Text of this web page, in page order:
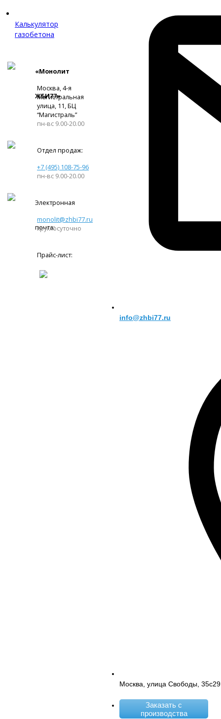
Калькулятор
газобетона
«Монолит
ЖБИ77»
Москва, 4-я
Магистральная
улица, 11, ​БЦ
“Магистраль”
пн-вс 9.00-20.00
Отдел продаж:
+7 (495) 108-75-96
пн-вс 9.00-20.00
Электронная
почта:
monolit@zhbi77.ru
круглосуточно
Прайс-лист:
info@zhbi77.ru
Москва, улица Свободы, 35с29
Заказать с
производства